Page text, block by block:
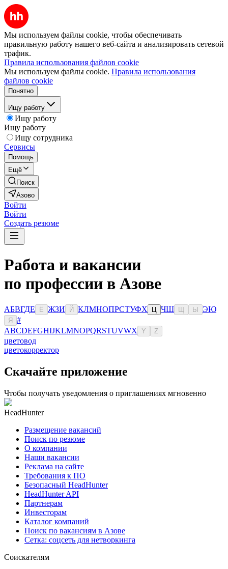
Мы используем файлы cookie, чтобы обеспечивать
правильную работу нашего веб-сайта и анализировать сетевой
трафик.
Правила использования файлов cookie
Мы используем файлы cookie. Правила использования
файлов cookie
Понятно
Ищу работу
Ищу работу
Ищу работу
Ищу сотрудника
Сервисы
Помощь
Ещё
Поиск
Азово
Войти
Войти
Создать резюме
Работа и вакансии
по профессии в Азове
АБВГДЕ Ё ЖЗИ Й КЛМНОПРСТУФХ ЧШ Ы ЭЮ
Я
#
ABCDEFGHIJKLMNOPQRSTUVWX Y Z
цветовод
цветокорректор
Скачайте приложение
Чтобы получать уведомления о приглашениях мгновенно
HeadHunter
Размещение вакансий
Поиск по резюме
О компании
Наши вакансии
Реклама на сайте
Требования к ПО
Безопасный HeadHunter
HeadHunter API
Партнерам
Инвесторам
Каталог компаний
Поиск по вакансиям в Азове
Сетка: соцсеть для нетворкинга
Соискателям